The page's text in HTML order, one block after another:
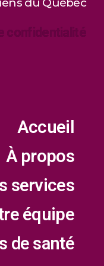
confidentialité
Accueil
À propos
services
équipe
de santé